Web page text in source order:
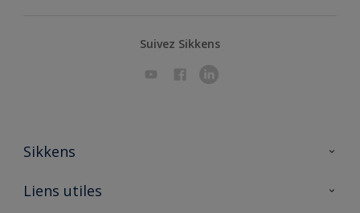
Suivez Sikkens
Sikkens
A propos de Sikkens
Liens utiles